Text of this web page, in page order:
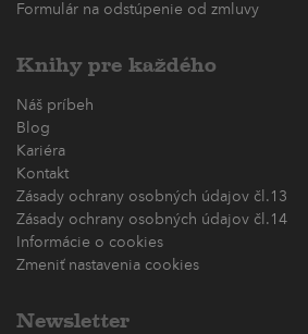
Formulár na odstúpenie od zmluvy
Knihy pre každého
Náš príbeh
Blog
Kariéra
Kontakt
Zásady ochrany osobných údajov čl.13
Zásady ochrany osobných údajov čl.14
Informácie o cookies
Zmeniť nastavenia cookies
Newsletter